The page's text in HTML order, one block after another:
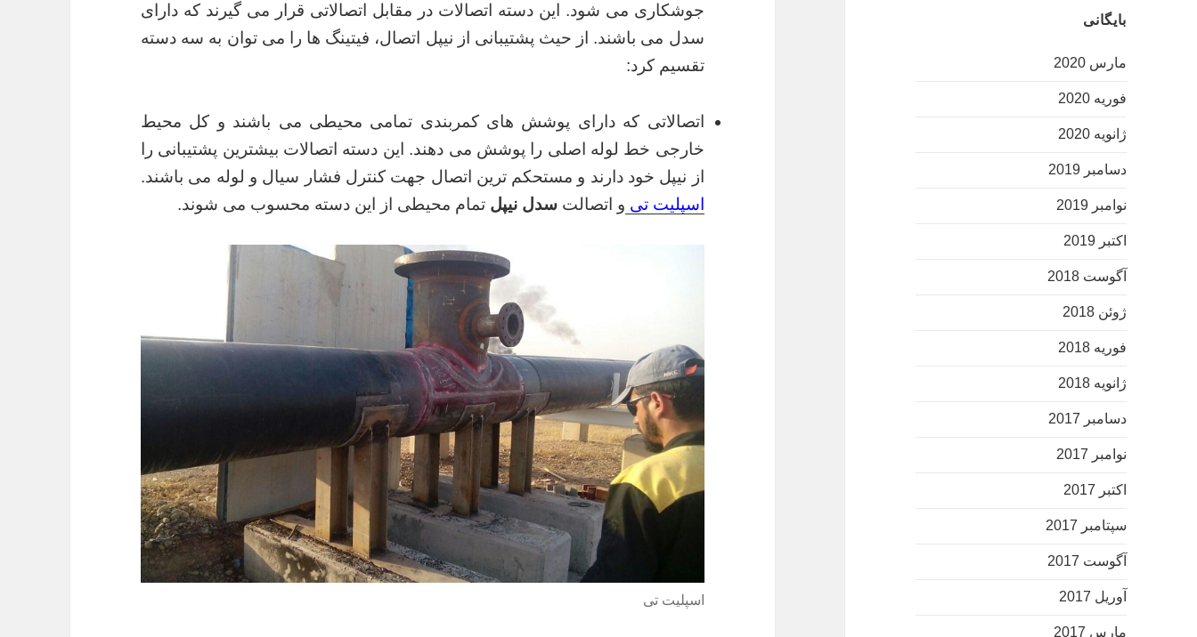
بایگانی
مارس 2020
فوریه 2020
ژانویه 2020
دسامبر 2019
نوامبر 2019
اکتبر 2019
آگوست 2018
ژوئن 2018
فوریه 2018
ژانویه 2018
دسامبر 2017
نوامبر 2017
اکتبر 2017
سپتامبر 2017
آگوست 2017
آوریل 2017
مارس 2017
جوشکاری می شود. این دسته اتصالات در مقابل اتصالاتی قرار می گیرند که دارای
سدل می باشند. از حیث پشتیبانی از نیپل اتصال، فیتینگ ها را می توان به سه دسته
تقسیم کرد:
اتصالاتی که دارای پوشش های کمربندی تمامی محیطی می باشند و کل محیط
خارجی خط لوله اصلی را پوشش می دهند. این دسته اتصالات بیشترین پشتیبانی را
از نیپل خود دارند و مستحکم ترین اتصال جهت کنترل فشار سیال و لوله می باشند.
اسپلیت تی و اتصالتسدل نیپل تمام محیطی از این دسته محسوب می شوند.
اسپلیت تی